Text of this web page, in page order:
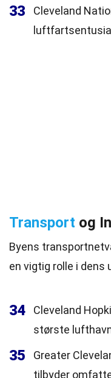
33
Cleveland
Transport og
Byens
en vigtig rolle i dens
34
Cleveland
største
35 Greater
tilbyder